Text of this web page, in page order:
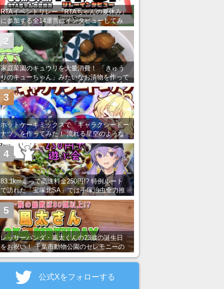
RTAイベントリレー『RTAちゃんの夏休み』
に参加する全14運営にインタビューしてみ
た！ 「RTA in Japan」のチャンネルの貸し
出しを利用し8/9から1週間にわたって開催
家庭菜園のキュウリを大量消費！ 「きゅう
りのキューちゃん」みたいなお漬物を作って
みた
2
ホットケーキミックスで「ギャラクシードー
ナツ」を作ってみた！ 流れる星空のような
レンチン・レシピを紹介
3
83.1km走って高速料金250円!? 特例ルート
で訪れた「宝塚北SA」では手塚治虫全力推
し＆関西グルメが楽しめる！
4
レッサーパンダ・風太くんの23歳の誕生日
をお祝い！ 千葉市動物公園のセレモニーの
5
公式Xをフォローする